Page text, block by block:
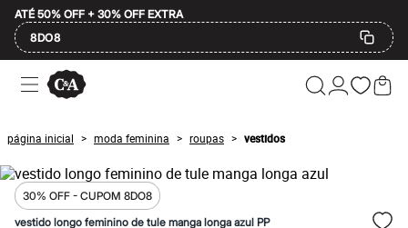
ATÉ 50% OFF + 30% OFF EXTRA
8DO8
Ofertas
Compre por Departamento
Masculino
Infantil
Calçados
Mindse7
Plus Size
Até 20% off
página inicial > moda feminina > roupas > vestidos
30% OFF - CUPOM 8DO8
vestido longo feminino de tule manga longa azul PP